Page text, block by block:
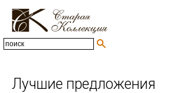
Лучшие предложения